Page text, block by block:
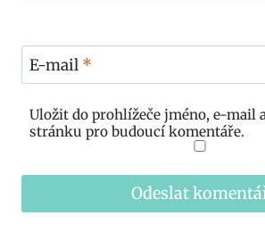
E-mail *
Uložit do prohlížeče jméno, e-mail
stránku pro budoucí komentáře.